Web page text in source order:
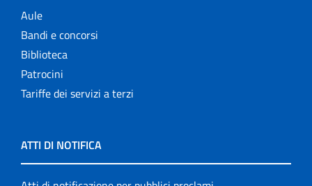
Aule
Bandi e concorsi
Biblioteca
Patrocini
Tariffe dei servizi a terzi
ATTI DI NOTIFICA